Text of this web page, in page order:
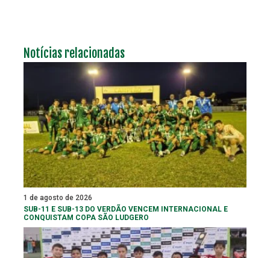
Notícias relacionadas
1 de agosto de 2026
SUB-11 E SUB-13 DO VERDÃO VENCEM INTERNACIONAL E
CONQUISTAM COPA SÃO LUDGERO